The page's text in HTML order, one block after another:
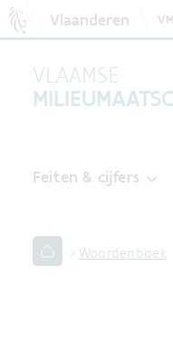
Vlaanderen
VLAAMSE
Feiten & cijfers
Woordenboek